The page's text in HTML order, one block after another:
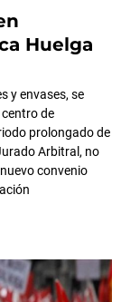
Huelga
y envases, se
de
prolongado de
Arbitral, no
convenio